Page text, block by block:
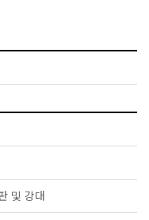
및 강대